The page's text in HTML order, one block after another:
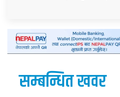
सम्बन्धित खवर